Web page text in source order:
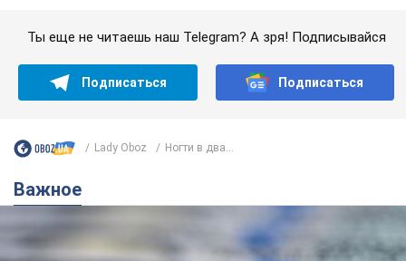
Банки "готовятся" к новому курсу доллара:
украинцам рассказали, чего ожидать в
ближайшие дни